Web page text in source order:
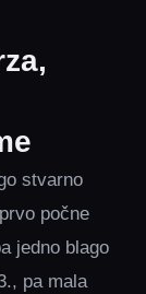
stvarno
počne
jedno blago
pa mala